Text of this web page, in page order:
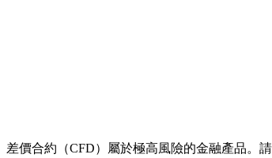
差價合約（CFD）屬於極高風險的金融產品。